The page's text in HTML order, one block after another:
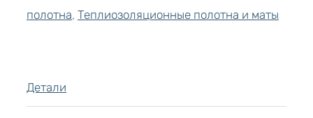
полотна, Теплиозоляционные полотна и маты
Детали